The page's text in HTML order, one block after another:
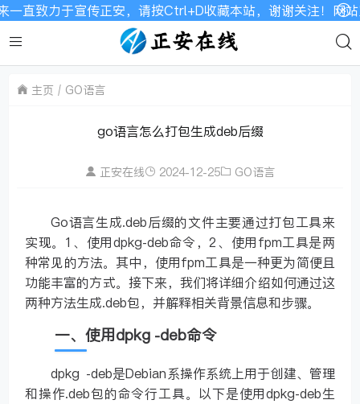
于宣传正安，请按Ctrl+D收藏本站，谢谢关注！网站宽带
主页 GO语言
go语言怎么打包生成deb后缀
正安在线 2024-12-25 GO语言
Go语言生成.deb后缀的文件主要通过打包工具来
实现。1、使用dpkg-deb命令，2、使用fpm工具是两
种常见的方法。其中，使用fpm工具是一种更为简便且
功能丰富的方式。接下来，我们将详细介绍如何通过这
两种方法生成.deb包，并解释相关背景信息和步骤。
一、使用dpkg -deb命令
dpkg -deb是Debian系操作系统上用于创建、管理
和操作.deb包的命令行工具。以下是使用dpkg-deb生